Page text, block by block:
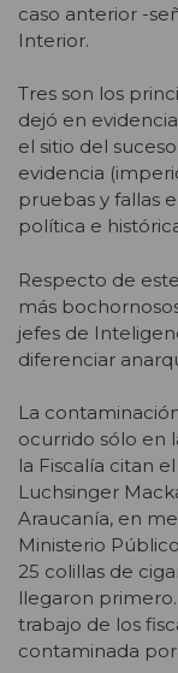
caso anterior -
Interior.
Tres son los
dejó en
el sitio del
evidencia
pruebas y fallas
política e
Respecto de
más
jefes de
diferenciar
La
ocurrido sólo en
la Fiscalía citan
Luchsinger
Araucanía, en
Ministerio
25 colillas de
llegaron
trabajo de los
contaminada por